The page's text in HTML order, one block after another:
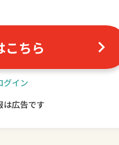
こちら
グイン
広告です